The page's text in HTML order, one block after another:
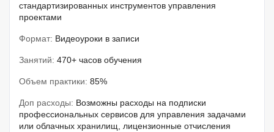
стандартизированных инструментов управления
проектами
Формат: Видеоуроки в записи
Занятий: 470+ часов обучения
Объем практики: 85%
Доп расходы: Возможны расходы на подписки
профессиональных сервисов для управления задачами
или облачных хранилищ, лицензионные отчисления